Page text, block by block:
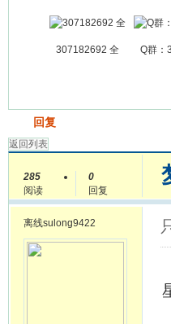
307182692 全 Q群：
回复
返回列表
285
阅读
0
回复
离线sulong9422